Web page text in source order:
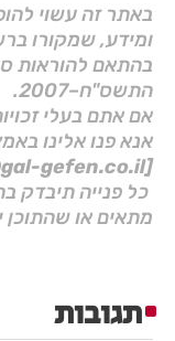
באתר זה עשוי
ומידע, שמקורו
התשס"ח–2007.
אם אתם בעלי
אנא פנו אלינו
[Manager@gal-gefen.co.il]
כל פנייה תיבדק
מתאים או שהתוכן
תגובות